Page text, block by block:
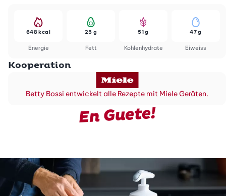
Energie
648 kcal
Fett
25 g
Kohlenhydrate
51 g
Eiweiss
47 g
Kooperation
Betty Bossi entwickelt alle Rezepte mit Miele Geräten.
En Guete!